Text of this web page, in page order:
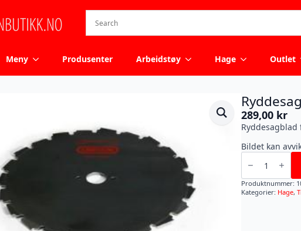
Meny Produsenter Arbeidstøy Hage Outlet
289,00 kr
Ryddesagblad
Bildet kan
Ryddesagblad
25,4mm
225mm
1,8mm
24T
antall
Produktnummer:
Kategorier: Hage,